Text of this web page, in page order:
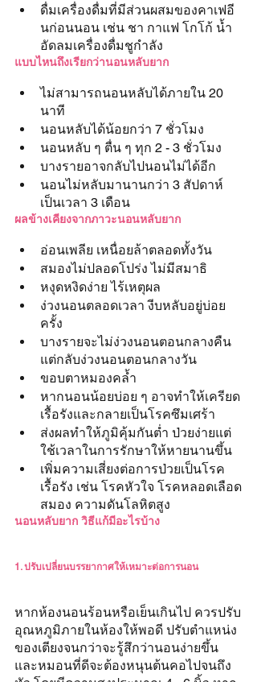
ดื่มเครื่องดื่มที่มีส่วนผสมของคาเฟอี
นก่อนนอน เช่น ชา กาแฟ โกโก้ น้ำ
อัดลมเครื่องดื่มชูกำลัง
แบบไหนถึงเรียกว่านอนหลับยาก
ไม่สามารถนอนหลับได้ภายใน 20
นาที
นอนหลับได้น้อยกว่า 7 ชั่วโมง
นอนหลับ ๆ ตื่น ๆ ทุก 2 - 3 ชั่วโมง
บางรายอาจกลับไปนอนไม่ได้อีก
นอนไม่หลับมานานกว่า 3 สัปดาห์
เป็นเวลา 3 เดือน
ผลข้างเคียงจากภาวะนอนหลับยาก
อ่อนเพลีย เหนื่อยล้าตลอดทั้งวัน
สมองไม่ปลอดโปร่ง ไม่มีสมาธิ
หงุดหงิดง่าย ไร้เหตุผล
ง่วงนอนตลอดเวลา งีบหลับอยู่บ่อย
ครั้ง
บางรายจะไม่ง่วงนอนตอนกลางคืน
แต่กลับง่วงนอนตอนกลางวัน
ขอบตาหมองคล้ำ
หากนอนน้อยบ่อย ๆ อาจทำให้เครียด
เรื้อรังและกลายเป็นโรคซึมเศร้า
ส่งผลทำให้ภูมิคุ้มกันต่ำ ป่วยง่ายแต่
ใช้เวลาในการรักษาให้หายนานขึ้น
เพิ่มความเสี่ยงต่อการป่วยเป็นโรค
เรื้อรัง เช่น โรคหัวใจ โรคหลอดเลือด
สมอง ความดันโลหิตสูง
นอนหลับยาก วิธีแก้มีอะไรบ้าง
1. ปรับเปลี่ยนบรรยากาศให้เหมาะต่อการนอน
หากห้องนอนร้อนหรือเย็นเกินไป ควรปรับ
อุณหภูมิภายในห้องให้พอดี ปรับตำแหน่ง
ของเตียงจนกว่าจะรู้สึกว่านอนง่ายขึ้น
และหมอนที่ดีจะต้องหนุนต้นคอไปจนถึง